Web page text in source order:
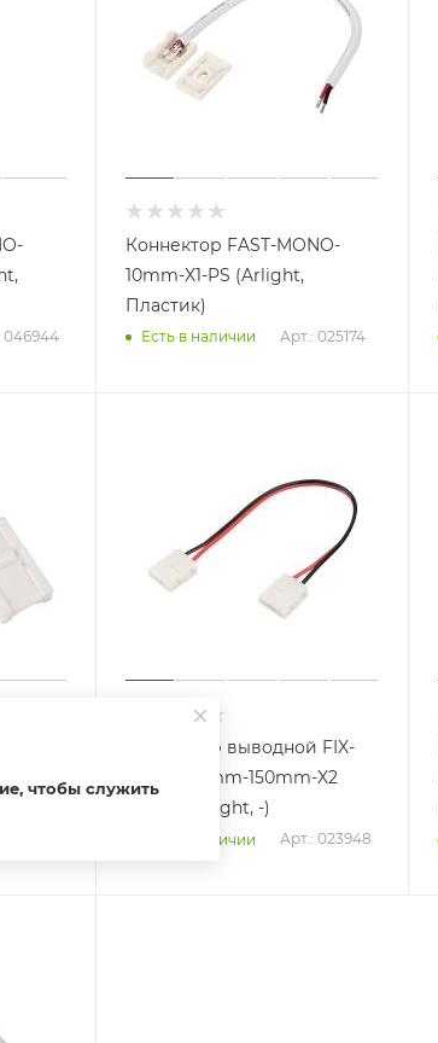
046944
Коннектор FAST-MONO-
10mm-X1-PS (Arlight,
Пластик)
Есть в наличии Арт.: 025174
-)
Коннектор выводной FIX-
MONO-10mm-150mm-X2
(5060) (Arlight, -)
Есть в наличии Арт.: 023948
чтобы служить